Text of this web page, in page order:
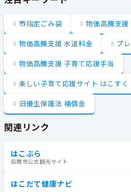
市指定ごみ袋 物価高騰支援
物価高騰支援 水道料金 プ
物価高騰支援 子育て応援手当
楽しい子育て応援サイト はこすく
旧優生保護法 補償金
関連リンク
はこぶら
函館市公式観光サイト
はこだて健康ナビ